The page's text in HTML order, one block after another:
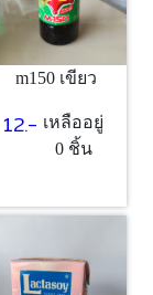
m150 เขียว
12.- เหลืออยู่
0 ชิ้น